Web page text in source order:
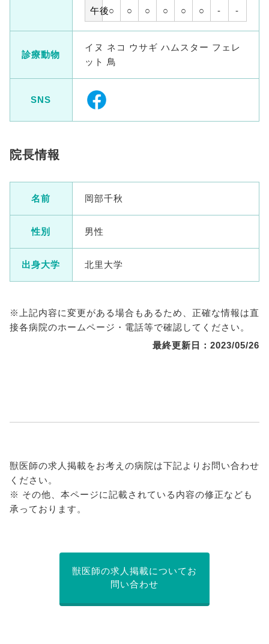
午後○ ○ ○ ○ ○ ○ - -
診療動物
イヌ ネコ ウサギ ハムスター フェレ
ット 鳥
SNS
院長情報
名前 岡部千秋
性別 男性
出身大学 北里大学
※上記内容に変更がある場合もあるため、正確な情報は直
接各病院のホームページ・電話等で確認してください。
最終更新日：2023/05/26
獣医師の求人掲載をお考えの病院は下記よりお問い合わせ
ください。
※ その他、本ページに記載されている内容の修正なども
承っております。
獣医師の求人掲載についてお
問い合わせ